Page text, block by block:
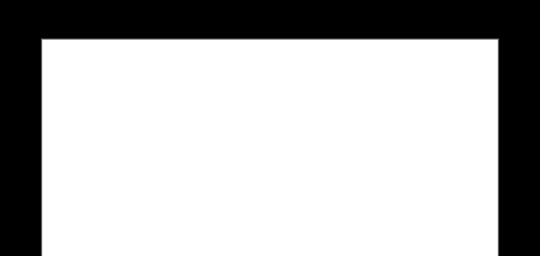
Message(Nécessaire)